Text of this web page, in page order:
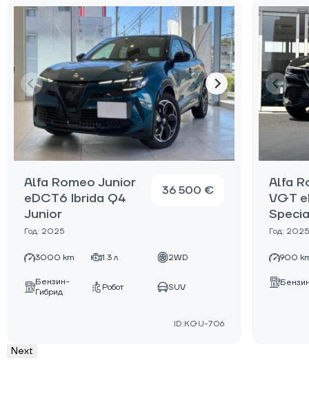
Alfa Romeo Junior
eDCT6 Ibrida Q4
Junior
Год: 2025
36 500 €
3000 km 1.3 л 2WD
Бензин-
Гибрид
Робот SUV
ID:KGU-706
Alfa
VGT
Год: 2025
900
Next